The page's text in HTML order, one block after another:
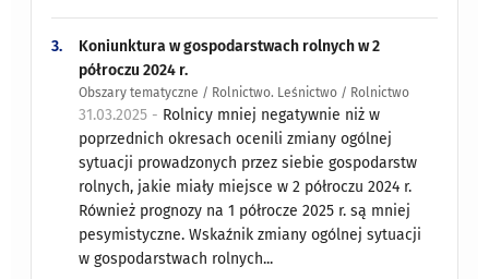
3.
Koniunktura w gospodarstwach rolnych w 2
półroczu 2024 r.
Obszary tematyczne / Rolnictwo. Leśnictwo / Rolnictwo
31.03.2025 - Rolnicy mniej negatywnie niż w
poprzednich okresach ocenili zmiany ogólnej
sytuacji prowadzonych przez siebie gospodarstw
rolnych, jakie miały miejsce w 2 półroczu 2024 r.
Również prognozy na 1 półrocze 2025 r. są mniej
pesymistyczne. Wskaźnik zmiany ogólnej sytuacji
w gospodarstwach rolnych...